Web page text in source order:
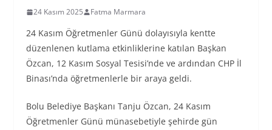
24 Kasım 2025 Fatma Marmara
24 Kasım Öğretmenler Günü dolayısıyla kentte
düzenlenen kutlama etkinliklerine katılan Başkan
Özcan, 12 Kasım Sosyal Tesisi’nde ve ardından CHP İl
Binası’nda öğretmenlerle bir araya geldi.
Bolu Belediye Başkanı Tanju Özcan, 24 Kasım
Öğretmenler Günü münasebetiyle şehirde gün